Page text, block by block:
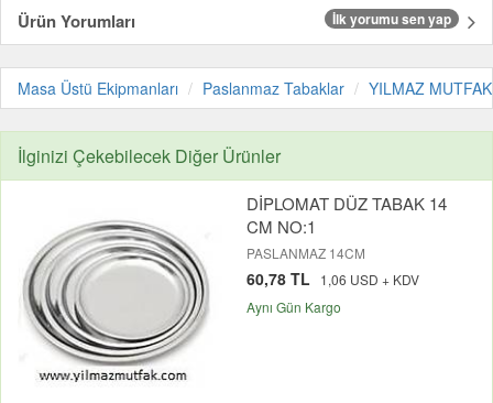
Ürün Yorumları İlk yorumu sen yap
Masa Üstü Ekipmanları Paslanmaz Tabaklar YILMAZ MUTFAK
İlginizi Çekebilecek Diğer Ürünler
DİPLOMAT DÜZ TABAK 14
CM NO:1
PASLANMAZ 14CM
60,78 TL
1,06 USD + KDV
Aynı Gün Kargo